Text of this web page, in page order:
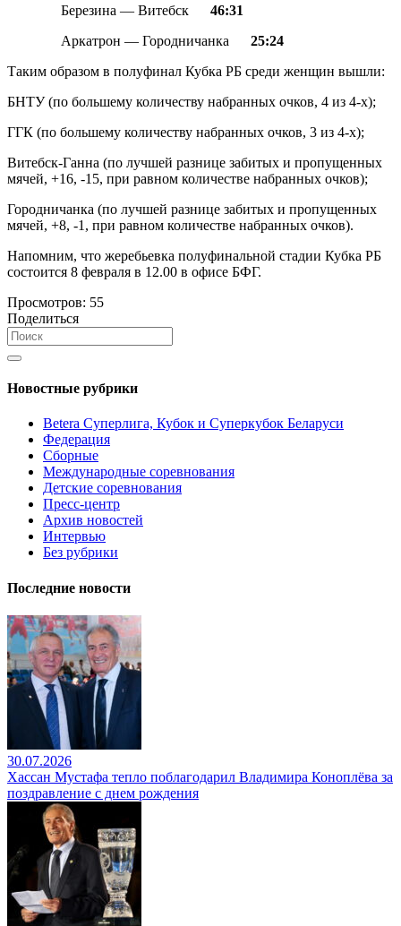
Березина — Витебск 46:31
Аркатрон — Городничанка
25:24
Таким образом в полуфинал Кубка РБ среди женщин вышли:
БНТУ (по большему количеству набранных очков, 4 из 4-х);
ГГК (по большему количеству набранных очков, 3 из 4-х);
Витебск-Ганна (по лучшей разнице забитых и пропущенных
мячей, +16, -15, при равном количестве набранных очков);
Городничанка (по лучшей разнице забитых и пропущенных
мячей, +8, -1, при равном количестве набранных очков).
Напомним, что жеребьевка полуфинальной стадии Кубка РБ
состоится 8 февраля в 12.00 в офисе БФГ.
Просмотров: 55
Поделиться
Новостные рубрики
Betera Суперлига, Кубок и Суперкубок Беларуси
Федерация
Сборные
Международные соревнования
Детские соревнования
Пресс-центр
Архив новостей
Интервью
Без рубрики
Последние новости
30.07.2026
Хассан Мустафа тепло поблагодарил Владимира Коноплёва за
поздравление с днем рождения